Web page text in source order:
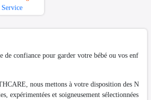
Service
de confiance pour garder votre bébé ou vos enf
nous mettons à votre disposition des N
expérimentées et soigneusement sélectionnées